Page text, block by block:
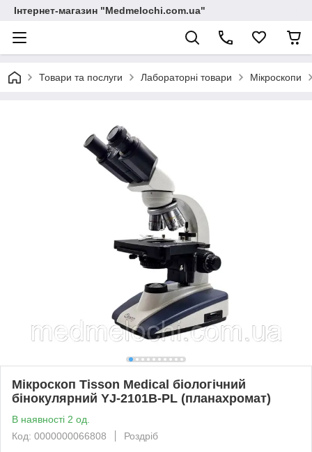
Інтернет-магазин "Medmelochi.com.ua"
Товари та послуги Лабораторні товари Мікроскопи
Мікроскоп Tisson Medical біологічний
бінокулярний YJ-2101B-PL (планахромат)
В наявності 2 од.
Код: 0000000066808
Роздріб